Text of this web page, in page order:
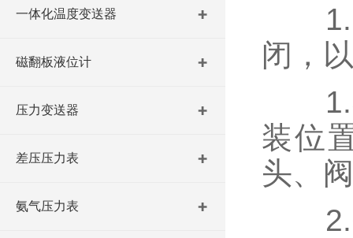
一体化温度变送器
磁翻板液位计
压力变送器
差压压力表
氨气压力表
1.关
闭，
1.确
装位
头、
2.拆